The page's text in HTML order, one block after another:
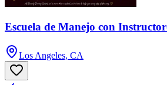
Escuela de Manejo con
Los Angeles, CA